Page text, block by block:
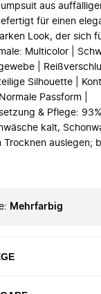
aus
für einen
Look, der sich
Multicolor |
|
Silhouette |
Passform |
& Pflege:
kalt,
Trocknen auslegen;
: Mehrfarbig